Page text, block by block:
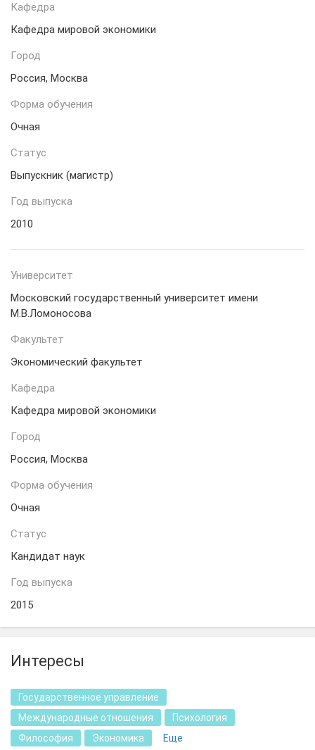
Кафедра
Кафедра мировой экономики
Город
Россия, Москва
Форма обучения
Очная
Статус
Выпускник (магистр)
Год выпуска
2010
Университет
Московский государственный университет имени
М.В.Ломоносова
Факультет
Экономический факультет
Кафедра
Кафедра мировой экономики
Город
Россия, Москва
Форма обучения
Очная
Статус
Кандидат наук
Год выпуска
2015
Интересы
Государственное управление
Международные отношения
Психология
Философия
Экономика Еще